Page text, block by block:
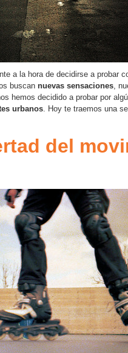
a la hora de decidirse a probar
buscan nuevas sensaciones,
hemos decidido a probar por
urbanos. Hoy te traemos una
del